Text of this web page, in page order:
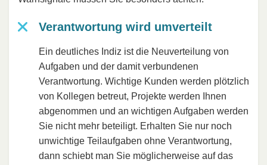
Verantwortung wird umverteilt
Ein deutliches Indiz ist die Neuverteilung von
Aufgaben und der damit verbundenen
Verantwortung. Wichtige Kunden werden plötzlich
von Kollegen betreut, Projekte werden Ihnen
abgenommen und an wichtigen Aufgaben werden
Sie nicht mehr beteiligt. Erhalten Sie nur noch
unwichtige Teilaufgaben ohne Verantwortung,
dann schiebt man Sie möglicherweise auf das